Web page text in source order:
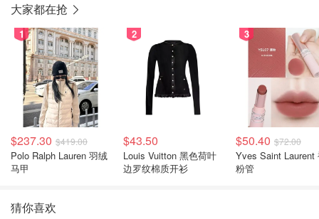
大家都在抢
1
$237.30 $419.00
Polo Ralph Lauren 羽绒
马甲
2
$43.50
Louis Vuitton 黑色荷叶
边罗纹棉质开衫
3
$50.40 $72.00
Yves Saint Laurent
粉管
猜你喜欢